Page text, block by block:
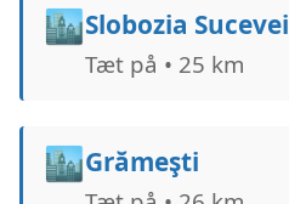
🏙️Slobozia Sucevei
Tæt på • 25 km
🏙️Grămeşti